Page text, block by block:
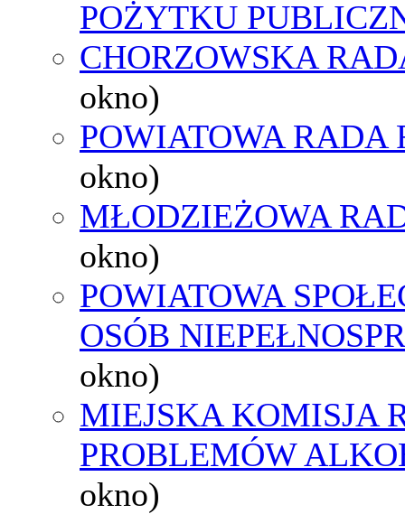
POŻYTKU
CHORZOWSKA
okno)
POWIATOWA RADA
okno)
MŁODZIEŻOWA
okno)
POWIATOWA
OSÓB
okno)
MIEJSKA KOMISJA
PROBLEMÓW
okno)